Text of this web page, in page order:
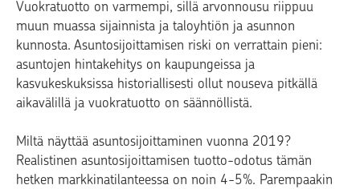
Vuokratuotto on varmempi, sillä arvonnousu riippuu
muun muassa sijainnista ja taloyhtiön ja asunnon
kunnosta. Asuntosijoittamisen riski on verrattain pieni:
asuntojen hintakehitys on kaupungeissa ja
kasvukeskuksissa historiallisesti ollut nouseva pitkällä
aikavälillä ja vuokratuotto on säännöllistä.
Miltä näyttää asuntosijoittaminen vuonna 2019?
Realistinen asuntosijoittamisen tuotto-odotus tämän
hetken markkinatilanteessa on noin 4-5%. Parempaakin